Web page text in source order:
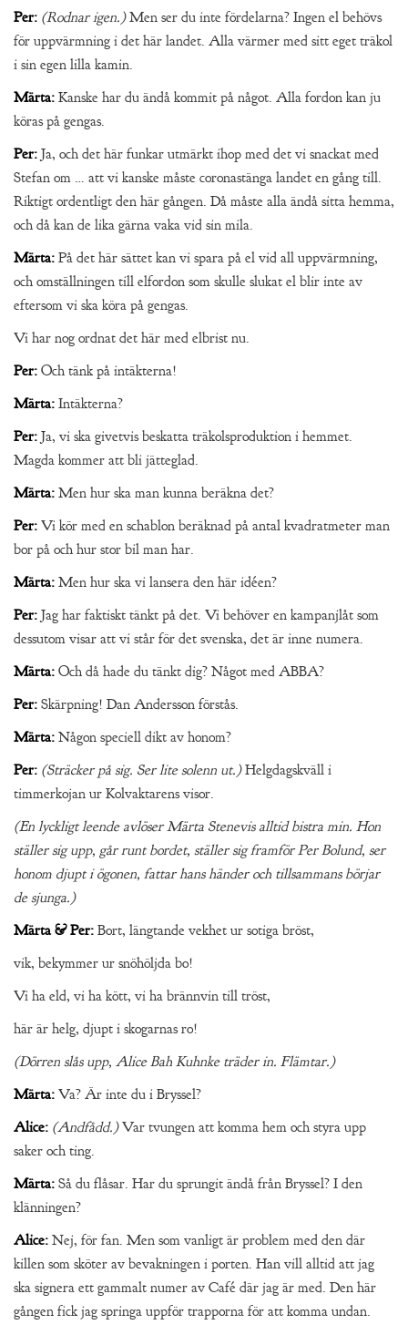
Per: (Rodnar igen.)Men ser du inte fördelarna? Ingen el behövs
för uppvärmning i det här landet. Alla värmer med sitt eget träkol
i sin egen lilla kamin.
Märta: Kanske har du ändå kommit på något. Alla fordon kan ju
köras på gengas.
Per: Ja, och det här funkar utmärkt ihop med det vi snackat med
Stefan om … att vi kanske måste coronastänga landet en gång till.
Riktigt ordentligt den här gången. Då måste alla ändå sitta hemma,
och då kan de lika gärna vaka vid sin mila.
Märta: På det här sättet kan vi spara på el vid all uppvärmning,
och omställningen till elfordon som skulle slukat el blir inte av
eftersom vi ska köra på gengas.
Vi har nog ordnat det här med elbrist nu.
Per: Och tänk på intäkterna!
Märta: Intäkterna?
Per: Ja, vi ska givetvis beskatta träkolsproduktion i hemmet.
Magda kommer att bli jätteglad.
Märta: Men hur ska man kunna beräkna det?
Per: Vi kör med en schablon beräknad på antal kvadratmeter man
bor på och hur stor bil man har.
Märta: Men hur ska vi lansera den här idéen?
Per: Jag har faktiskt tänkt på det. Vi behöver en kampanjlåt som
dessutom visar att vi står för det svenska, det är inne numera.
Märta: Och då hade du tänkt dig? Något med ABBA?
Per: Skärpning! Dan Andersson förstås.
Märta: Någon speciell dikt av honom?
Per: (Sträcker på sig. Ser lite solenn ut.)Helgdagskväll i
timmerkojan ur Kolvaktarens visor.
(En lyckligt leende avlöser Märta Stenevis alltid bistra min. Hon
ställer sig upp, går runt bordet, ställer sig framför Per Bolund, ser
honom djupt i ögonen, fattar hans händer och tillsammans börjar
de sjunga.)
Märta & Per: Bort, längtande vekhet ur sotiga bröst,
vik, bekymmer ur snöhöljda bo!
Vi ha eld, vi ha kött, vi ha brännvin till tröst,
här är helg, djupt i skogarnas ro!
(Dörren slås upp, Alice Bah Kuhnke träder in. Flämtar.)
Märta: Va? Är inte du i Bryssel?
Alice: (Andfådd.)Var tvungen att komma hem och styra upp
saker och ting.
Märta: Så du flåsar. Har du sprungit ändå från Bryssel? I den
klänningen?
Alice: Nej, för fan. Men som vanligt är problem med den där
killen som sköter av bevakningen i porten. Han vill alltid att jag
ska signera ett gammalt numer av Café där jag är med. Den här
gången fick jag springa uppför trapporna för att komma undan.